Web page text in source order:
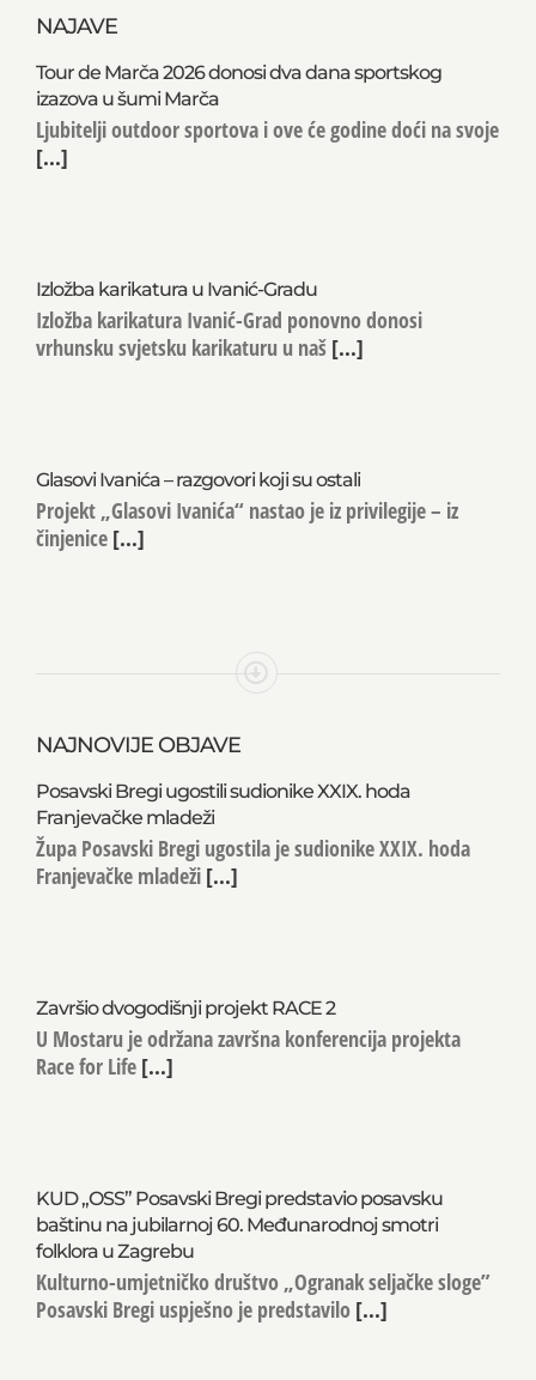
izazova u šumi Marča
Ljubitelji outdoor sportova i ove će godine doći na svoje
[...]
Izložba karikatura Ivanić-Grad ponovno donosi
vrhunsku svjetsku karikaturu u naš[...]
Projekt „Glasovi Ivanića“ nastao je iz privilegije – iz
činjenice[...]
Franjevačke mladeži
Župa Posavski Bregi ugostila je sudionike XXIX. hoda
Franjevačke mladeži [...]
U Mostaru je održana završna konferencija projekta
Race for Life[...]
baštinu na jubilarnoj 60. Međunarodnoj smotri
folklora u Zagrebu
Kulturno-umjetničko društvo „Ogranak seljačke sloge”
Posavski Bregi uspješno je predstavilo[...]